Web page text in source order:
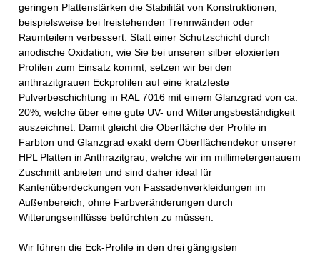
geringen Plattenstärken die Stabilität von Konstruktionen,
beispielsweise bei freistehenden Trennwänden oder
Raumteilern verbessert. Statt einer Schutzschicht durch
anodische Oxidation, wie Sie bei unseren silber eloxierten
Profilen zum Einsatz kommt, setzen wir bei den
anthrazitgrauen Eckprofilen auf eine kratzfeste
Pulverbeschichtung in RAL 7016 mit einem Glanzgrad von ca.
20%, welche über eine gute UV- und Witterungsbeständigkeit
auszeichnet. Damit gleicht die Oberfläche der Profile in
Farbton und Glanzgrad exakt dem Oberflächendekor unserer
HPL Platten in Anthrazitgrau, welche wir im millimetergenauem
Zuschnitt anbieten und sind daher ideal für
Kantenüberdeckungen von Fassadenverkleidungen im
Außenbereich, ohne Farbveränderungen durch
Witterungseinflüsse befürchten zu müssen.
Wir führen die Eck-Profile in den drei gängigsten